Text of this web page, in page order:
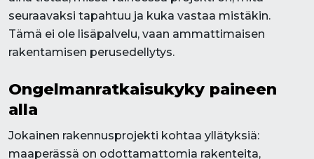
seuraavaksi tapahtuu ja kuka vastaa mistäkin.
Tämä ei ole lisäpalvelu, vaan ammattimaisen
rakentamisen perusedellytys.
Ongelmanratkaisukyky paineen
alla
Jokainen rakennusprojekti kohtaa yllätyksiä:
maaperässä on odottamattomia rakenteita,